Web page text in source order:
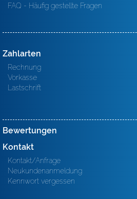
FAQ - Häufig gestellte Fragen
Zahlarten
Rechnung
Vorkasse
Lastschrift
Bewertungen
Kontakt
Kontakt/Anfrage
Neukundenanmeldung
Kennwort vergessen